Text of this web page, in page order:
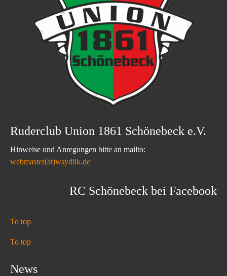
Ruderclub Union 1861 Schönebeck e.V.
Hinweise und Anregungen bitte an mailto:
webmaster(at)wsydlik.de
RC Schönebeck bei Facebook
To top
To top
News